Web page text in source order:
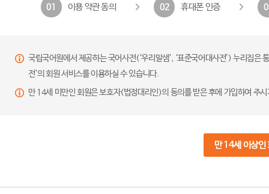
01 이용 약관 동의 02 휴대폰 인증
국립국어원에서 제공하는 국어사전(‘우리말샘’, ‘표준국어대사전’) 누리집
전’의 회원 서비스를 이용하실 수 있습니다.
만 14세 미만인 회원은 보호자(법정대리인)의 동의를 받은 후에 가입하여 주
만 14세 이상인